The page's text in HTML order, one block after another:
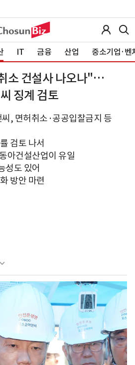
IT 금융 산업 중소기업·벤
소 건설사 나오나"…
징계 검토
, 면허취소·공공입찰금지 등
검토 나서
아건설산업이 유일
성도 있어
방안 마련